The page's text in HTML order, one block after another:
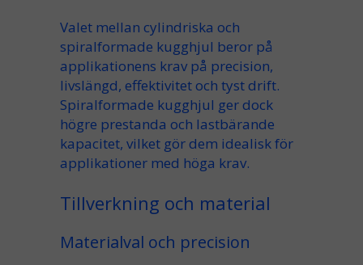
Valet mellan cylindriska och
spiralformade kugghjul beror på
applikationens kravpå precision,
livslängd, effektivitetoch tyst drift.
Spiralformade kugghjul ger dock
högre prestanda och lastbärande
kapacitet, vilket gör dem idealiskför
applikationer med höga krav.
Tillverkning och material
Materialval och precision